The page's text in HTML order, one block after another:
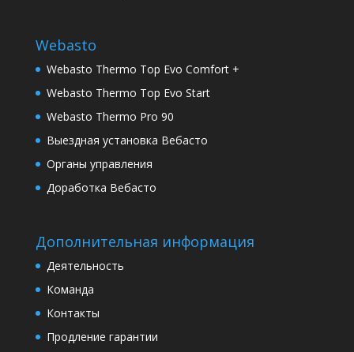
Webasto
Webasto Thermo Top Evo Comfort +
Webasto Thermo Top Evo Start
Webasto Thermo Pro 90
Выездная установка Вебасто
Органы управления
Доработка Вебасто
Дополнительная информация
Деятельность
Команда
Контакты
Продление гарантии